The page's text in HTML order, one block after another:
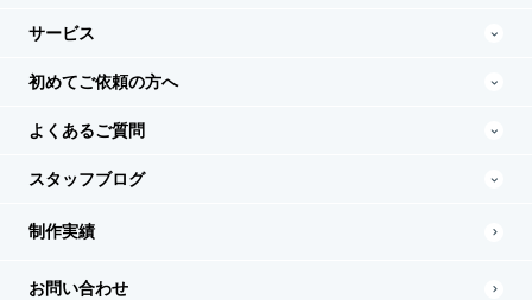
サービス
初めてご依頼の方へ
よくあるご質問
スタッフブログ
制作実績
お問い合わせ